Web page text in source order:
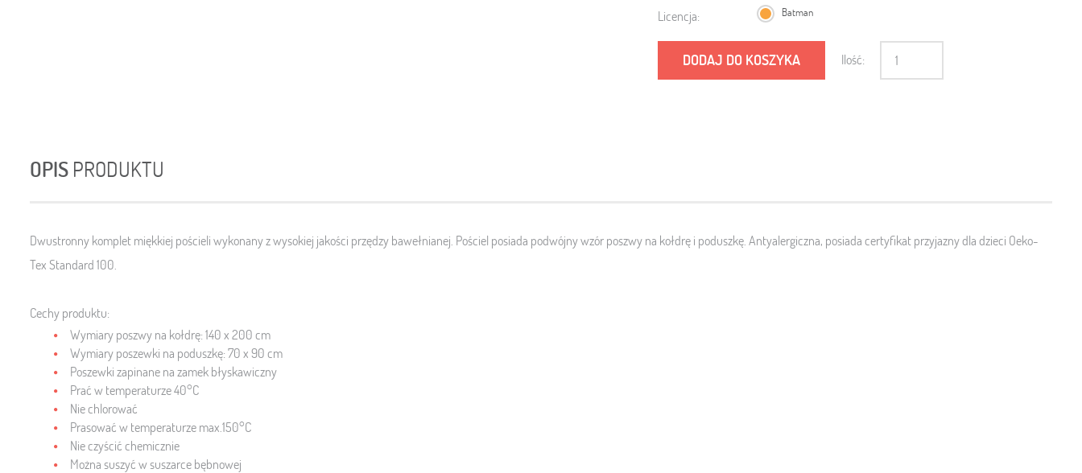
Licencja: Batman
DODAJ DO KOSZYKA Ilość:
OPIS PRODUKTU
Dwustronny komplet miękkiej pościeli wykonany z wysokiej jakości przędzy bawełnianej. Pościel posiada podwójny wzór poszwy na kołdrę i poduszkę. Antyalergiczna, posiada certyfikat przyjazny dla dzieci Oeko-
Tex Standard 100.
Cechy produktu:
Wymiary poszwy na kołdrę: 140 x 200 cm
Wymiary poszewki na poduszkę: 70 x 90 cm
Poszewki zapinane na zamek błyskawiczny
Prać w temperaturze 40°C
Nie chlorować
Prasować w temperaturze max.150°C
Nie czyścić chemicznie
Można suszyć w suszarce bębnowej